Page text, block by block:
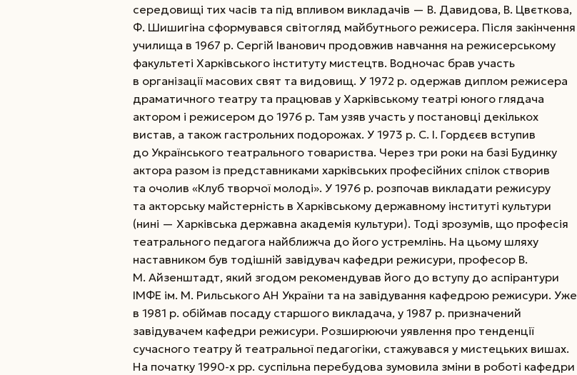
середовищі тих часів та під впливом викладачів — В. Давидова, В. Цвєткова,
Ф. Шишигіна сформувався світогляд майбутнього режисера. Після закінчення
училища в 1967 р. Сергій Іванович продовжив навчання на режисерському
факультеті Харківського інституту мистецтв. Водночас брав участь
в організації масових свят та видовищ. У 1972 р. одержав диплом режисера
драматичного театру та працював у Харківському театрі юного глядача
актором і режисером до 1976 р. Там узяв участь у постановці декількох
вистав, а також гастрольних подорожах. У 1973 р. С. І. Гордєєв вступив
до Українського театрального товариства. Через три роки на базі Будинку
актора разом із представниками харківських професійних спілок створив
та очолив «Клуб творчої молоді». У 1976 р. розпочав викладати режисуру
та акторську майстерність в Харківському державному інституті культури
(нині — Харківська державна академія культури). Тоді зрозумів, що професія
театрального педагога найближча до його устремлінь. На цьому шляху
наставником був тодішній завідувач кафедри режисури, професор В.
М. Айзенштадт, який згодом рекомендував його до вступу до аспірантури
ІМФЕ ім. М. Рильського АН України та на завідування кафедрою режисури. Уже
в 1981 р. обіймав посаду старшого викладача, у 1987 р. призначений
завідувачем кафедри режисури. Розширюючи уявлення про тенденції
сучасного театру й театральної педагогіки, стажувався у мистецьких вишах.
На початку 1990-х рр. суспільна перебудова зумовила зміни в роботі кафедри